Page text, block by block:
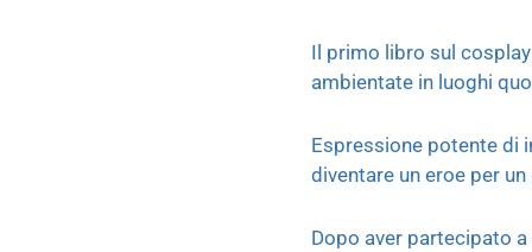
Il primo libro sul
ambientate in luoghi
Espressione potente di
diventare un eroe per un
Dopo aver partecipato